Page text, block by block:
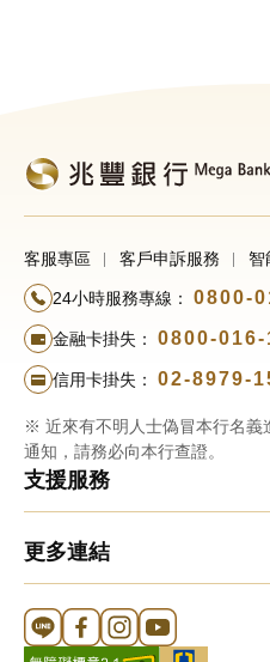
客服專區 客戶申訴服務 智
24小時服務專線： 0800-
金融卡掛失： 0800-016-
信用卡掛失： 02-8979-
※ 近來有不明人士偽冒本行名義
通知，請務必向本行查證。
支援服務
更多連結
Line 官方帳號
FB 官方帳號
Instagram 官方帳號
YouTube 官方